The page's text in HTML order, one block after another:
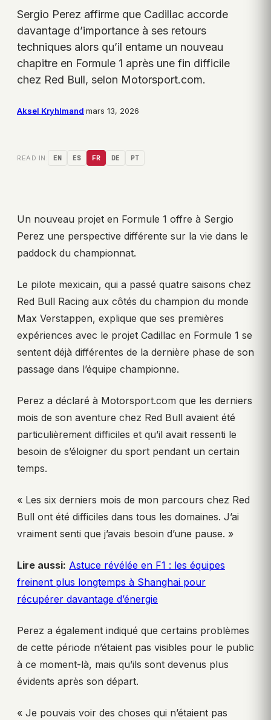
Sergio Perez affirme que Cadillac accorde
davantage d’importance à ses retours
techniques alors qu’il entame un nouveau
chapitre en Formule 1 après une fin difficile
chez Red Bull, selon Motorsport.com.
Aksel Kryhlmand·mars 13, 2026
READ IN: EN ES FR DE PT
Un nouveau projet en Formule 1 offre à Sergio
Perez une perspective différente sur la vie dans le
paddock du championnat.
Le pilote mexicain, qui a passé quatre saisons chez
Red Bull Racing aux côtés du champion du monde
Max Verstappen, explique que ses premières
expériences avec le projet Cadillac en Formule 1 se
sentent déjà différentes de la dernière phase de son
passage dans l’équipe championne.
Perez a déclaré à Motorsport.com que les derniers
mois de son aventure chez Red Bull avaient été
particulièrement difficiles et qu’il avait ressenti le
besoin de s’éloigner du sport pendant un certain
temps.
« Les six derniers mois de mon parcours chez Red
Bull ont été difficiles dans tous les domaines. J’ai
vraiment senti que j’avais besoin d’une pause. »
Lire aussi: Astuce révélée en F1 : les équipes
freinent plus longtemps à Shanghai pour
récupérer davantage d’énergie
Perez a également indiqué que certains problèmes
de cette période n’étaient pas visibles pour le public
à ce moment-là, mais qu’ils sont devenus plus
évidents après son départ.
« Je pouvais voir des choses qui n’étaient pas